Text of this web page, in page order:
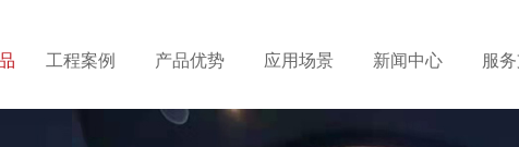
工程案例 产品优势 应用场景 新闻中心 服